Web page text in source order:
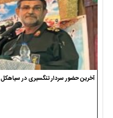
آخرین حضور سردار تنگسیری در سیاهکل